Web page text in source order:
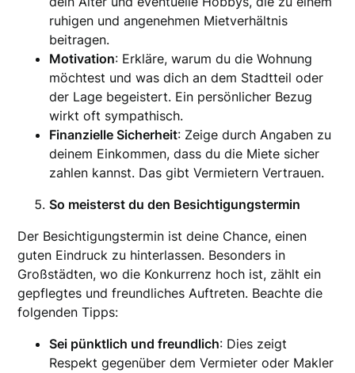
ruhigen und angenehmen Mietverhältnis
beitragen.
Motivation: Erkläre, warum du die Wohnung
möchtest und was dich an dem Stadtteil oder
der Lage begeistert. Ein persönlicher Bezug
wirkt oft sympathisch.
Finanzielle Sicherheit: Zeige durch Angaben zu
deinem Einkommen, dass du die Miete sicher
zahlen kannst. Das gibt Vermietern Vertrauen.
So meisterst du den Besichtigungstermin
Der Besichtigungstermin ist deine Chance, einen
guten Eindruck zu hinterlassen. Besonders in
Großstädten, wo die Konkurrenz hoch ist, zählt ein
gepflegtes und freundliches Auftreten. Beachte die
folgenden Tipps:
Sei pünktlich und freundlich: Dies zeigt
Respekt gegenüber dem Vermieter oder Makler